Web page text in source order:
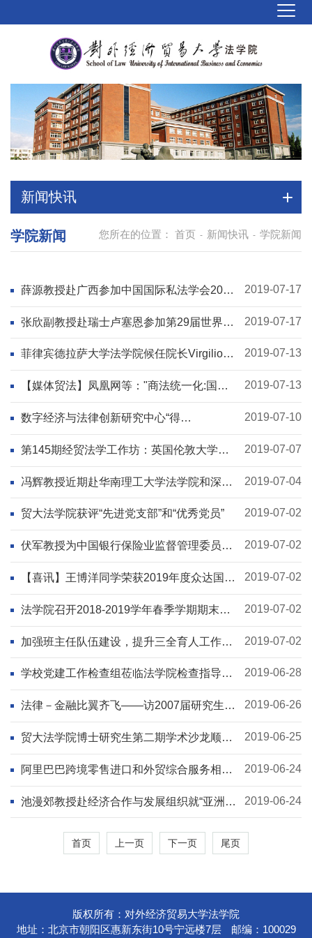
新闻快讯
您所在的位置： 首页 - 新闻快讯 - 学院新闻
学院新闻
薛源教授赴广西参加中国国际私法学会2019
年学术年会
2019-07-17
张欣副教授赴瑞士卢塞恩参加第29届世界法
哲学与社会哲学大会
2019-07-17
菲律宾德拉萨大学法学院候任院长Virgilio
de los Reyes教授访问法学院
2019-07-13
【媒体贸法】凤凰网等："商法统一化:国际
发展及中国回应国际学术研讨会"在贸大隆重
召开
2019-07-13
数字经济与法律创新研究中心“得
理”（DE&LI）工作坊第3期 ：《儿童个人信
息网络保护规定》的国际比较与基础法理在
我院成功举办
2019-07-10
第145期经贸法学工作坊：英国伦敦大学商
法研究中心Gabriel Gari博士主讲
2019-07-07
冯辉教授近期赴华南理工大学法学院和深圳
大学法学院参加学术会议
2019-07-04
贸大法学院获评“先进党支部”和“优秀党员” 2019-07-02
伏军教授为中国银行保险业监督管理委员
会“信托法业务培训班”授课
2019-07-02
【喜讯】王博洋同学荣获2019年度众达国际
法律奖学金
2019-07-02
法学院召开2018-2019学年春季学期期末全
院教职工大会
2019-07-02
加强班主任队伍建设，提升三全育人工作水
平——法学院举办2019级班主任聘任仪式暨
工作研讨会
2019-07-02
学校党建工作检查组莅临法学院检查指导工
作
2019-06-28
法律－金融比翼齐飞——访2007届研究生校
友、天星资本总裁、创始合伙人王骏
2019-06-26
贸大法学院博士研究生第二期学术沙龙顺利
举行
2019-06-25
阿里巴巴跨境零售进口和外贸综合服务相关
法律问题研究课题结项会议成功召开
2019-06-24
池漫郊教授赴经济合作与发展组织就“亚洲国
际投资法的新进展”发表演讲
2019-06-24
首页 上一页 下一页 尾页
版权所有：对外经济贸易大学法学院
地址：北京市朝阳区惠新东街10号宁远楼7层
邮编：100029